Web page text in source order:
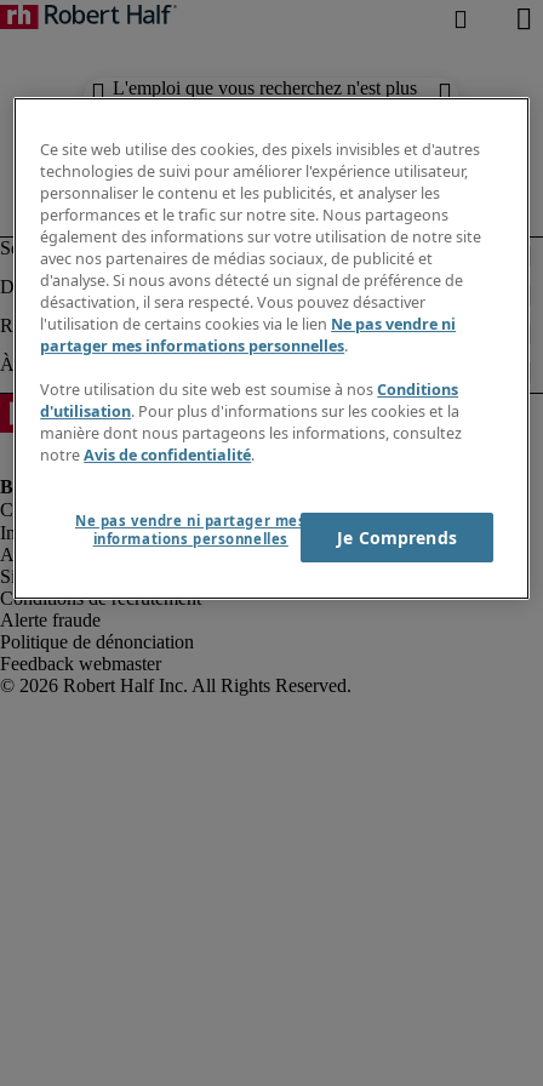
L'emploi que vous recherchez n'est plus
Informations sur la société
Avis de confidentialité
Site web et cookies
Conditions de recrutement
Alerte fraude
Politique de dénonciation
Feedback webmaster
Ce site web utilise des cookies, des pixels invisibles et d'autres
technologies de suivi pour améliorer l'expérience utilisateur,
personnaliser le contenu et les publicités, et analyser les
performances et le trafic sur notre site. Nous partageons
également des informations sur votre utilisation de notre site
avec nos partenaires de médias sociaux, de publicité et
d'analyse. Si nous avons détecté un signal de préférence de
désactivation, il sera respecté. Vous pouvez désactiver
l'utilisation de certains cookies via le lien Ne pas vendre ni
partager mes informations personnelles.
Votre utilisation du site web est soumise à nosConditions
d'utilisation. Pour plus d'informations sur les cookies et la
manière dont nous partageons les informations, consultez
notreAvis de confidentialité.
Ne pas vendre ni partager mes
informations personnelles
Je Comprends